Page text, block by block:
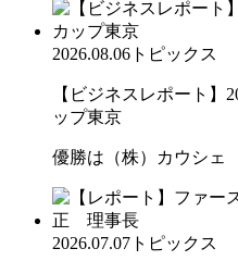
2026.08.06 トピックス
【ビジネスレポート】
ップ東京
優勝は（株）カウシェ
2026.07.07 トピックス